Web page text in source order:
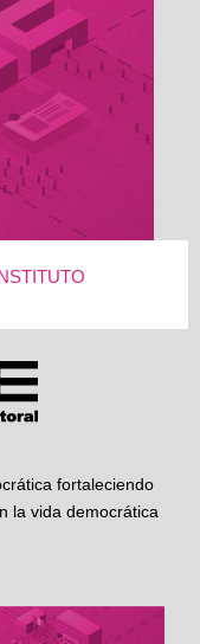
fortaleciendo
la vida democrática